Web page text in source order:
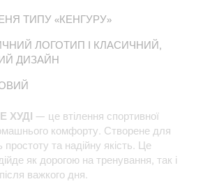
ТИПУ «КЕНГУРУ»
ЛОГОТИП І КЛАСИЧНИЙ,
ДИЗАЙН
ХУДІ — це втілення спортивної
комфорту. Створене для
простоту та надійну якість. Це
як дорогою на тренування, так і
важкого дня.